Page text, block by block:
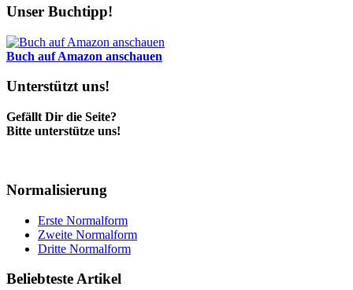
Unser Buchtipp!
Buch auf Amazon anschauen
Unterstützt uns!
Gefällt Dir die Seite?
Bitte unterstütze uns!
Normalisierung
Erste Normalform
Zweite Normalform
Dritte Normalform
Beliebteste Artikel